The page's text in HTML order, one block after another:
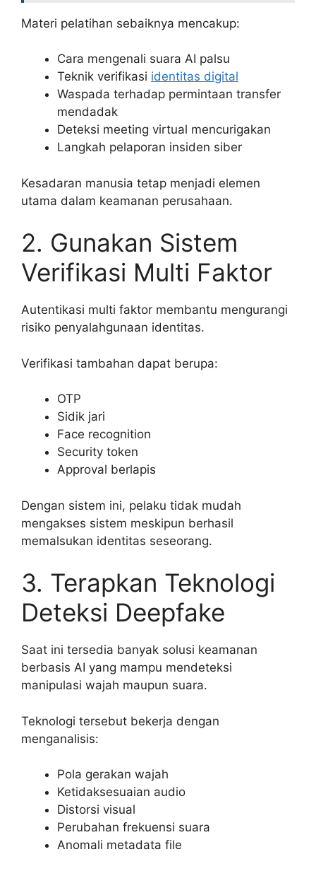
Materi pelatihan sebaiknya mencakup:
Cara mengenali suara AI palsu
Teknik verifikasi identitas digital
Waspada terhadap permintaan transfer
mendadak
Deteksi meeting virtual mencurigakan
Langkah pelaporan insiden siber
Kesadaran manusia tetap menjadi elemen
utama dalam keamanan perusahaan.
2. Gunakan Sistem
Verifikasi Multi Faktor
Autentikasi multi faktor membantu mengurangi
risiko penyalahgunaan identitas.
Verifikasi tambahan dapat berupa:
OTP
Sidik jari
Face recognition
Security token
Approval berlapis
Dengan sistem ini, pelaku tidak mudah
mengakses sistem meskipun berhasil
memalsukan identitas seseorang.
3. Terapkan Teknologi
Deteksi Deepfake
Saat ini tersedia banyak solusi keamanan
berbasis AI yang mampu mendeteksi
manipulasi wajah maupun suara.
Teknologi tersebut bekerja dengan
menganalisis:
Pola gerakan wajah
Ketidaksesuaian audio
Distorsi visual
Perubahan frekuensi suara
Anomali metadata file